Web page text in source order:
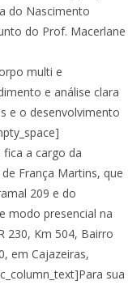
do Nascimento
do Prof. Macerlane
multi e
e análise clara
e o desenvolvimento
fica a cargo da
França Martins, que
209 e do
modo presencial na
230, Km 504, Bairro
em Cajazeiras,
sua